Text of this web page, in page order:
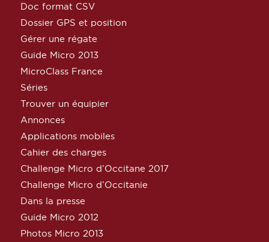
Doc format CSV
Dossier GPS et position
Gérer une régate
Guide Micro 2013
MicroClass France
Séries
Trouver un équipier
Annonces
Applications mobiles
Cahier des charges
Challenge Micro d’Occitane 2017
Challenge Micro d’Occitanie
Dans la presse
Guide Micro 2012
Photos Micro 2013